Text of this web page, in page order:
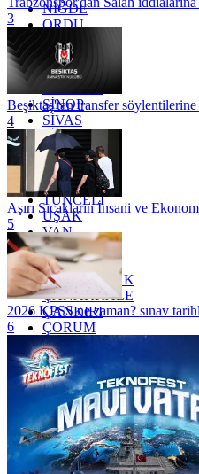
NİĞDE
ORDU
OSMANİYE
RİZE
SAKARYA
SİNOP
SİVAS
SİİRT
TEKİRDAĞ
TOKAT
TRABZON
TUNCELİ
UŞAK
VAN
YALOVA
YOZGAT
ZONGULDAK
ÇANAKKALE
ÇANKIRI
ÇORUM
İSTANBUL
İZMİR
ŞANLIURFA
ŞIRNAK
3
Beşiktaş'tan transfer söylentilerine
4
Aşırı Sıcakların İnsani ve
5
2026 KPSS ne zaman? sınav
6